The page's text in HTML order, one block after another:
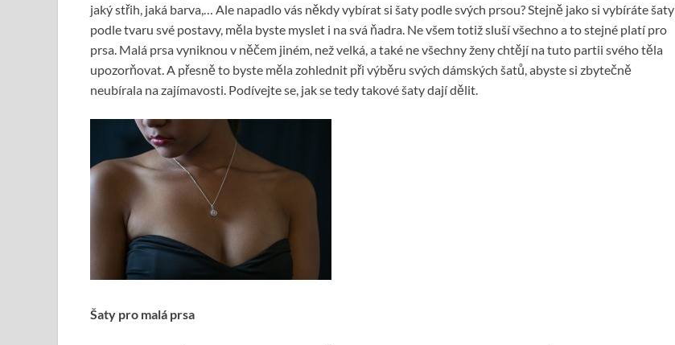
jaký střih, jaká barva,… Ale napadlo vás někdy vybírat si šaty podle svých prsou? Stejně jako si vybíráte šaty
podle tvaru své postavy, měla byste myslet i na svá ňadra. Ne všem totiž sluší všechno a to stejné platí pro
prsa. Malá prsa vyniknou v něčem jiném, než velká, a také ne všechny ženy chtějí na tuto partii svého těla
upozorňovat. A přesně to byste měla zohlednit při výběru svých dámských šatů, abyste si zbytečně
neubírala na zajímavosti. Podívejte se, jak se tedy takové šaty dají dělit.
Šaty pro malá prsa